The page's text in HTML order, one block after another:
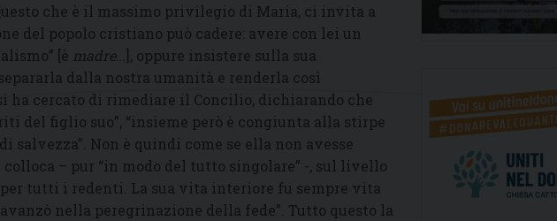
che è il massimo privilegio di Maria, ci invita a
del popolo cristiano può cadere: avere con lei un
[è madre…], oppure insistere sulla sua
dalla nostra umanità e renderla così
ha cercato di rimediare il Concilio, dichiarando che
del figlio suo”, “insieme però è congiunta alla stirpe
Non è quindi come se ella non avesse
– pur “in modo del tutto singolare” -, sul livello
tutti i redenti. La sua vita interiore fu sempre vita
nella peregrinazione della fede”. Tutto questo la